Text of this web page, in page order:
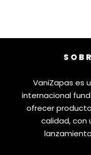
VaniZapas es
internacional
ofrecer
calidad, con